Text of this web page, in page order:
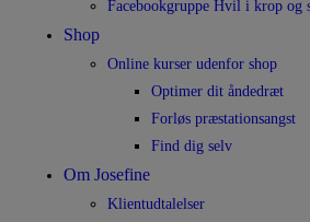
Facebookgruppe Hvil i krop og
Shop
Online kurser udenfor shop
Optimer dit åndedræt
Forløs præstationsangst
Find dig selv
Om Josefine
Klientudtalelser